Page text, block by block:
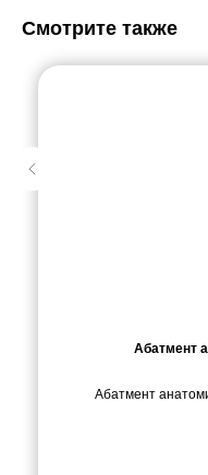
Смотрите также
Абатмент
Абатмент